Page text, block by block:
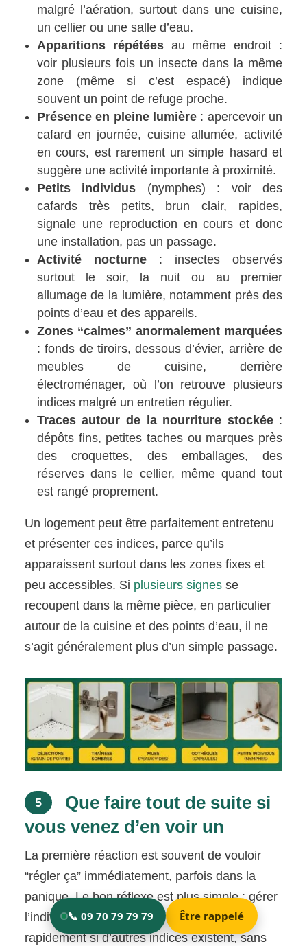
malgré l’aération, surtout dans une cuisine,
un cellier ou une salle d’eau.
Apparitions répétéesau même endroit :
voir plusieurs fois un insecte dans la même
zone (même si c’est espacé) indique
souvent un point de refuge proche.
Présence en pleine lumière : apercevoir un
cafard en journée, cuisine allumée, activité
en cours, est rarement un simple hasard et
suggère une activité importante à proximité.
Petits individus (nymphes) : voir des
cafards très petits, brun clair, rapides,
signale une reproduction en cours et donc
une installation, pas un passage.
Activité nocturne: insectes observés
surtout le soir, la nuit ou au premier
allumage de la lumière, notamment près des
points d’eau et des appareils.
Zones “calmes” anormalement marquées
: fonds de tiroirs, dessous d’évier, arrière de
meubles de cuisine, derrière
électroménager, où l’on retrouve plusieurs
indices malgré un entretien régulier.
Traces autour de la nourriture stockée:
dépôts fins, petites taches ou marques près
des croquettes, des emballages, des
réserves dans le cellier, même quand tout
est rangé proprement.
Un logement peut être parfaitement entretenu
et présenter ces indices, parce qu’ils
apparaissent surtout dans les zones fixes et
peu accessibles. Si plusieurs signesse
recoupent dans la même pièce, en particulier
autour de la cuisine et des points d’eau, il ne
s’agit généralement plus d’un simple passage.
5
Que faire tout de suite si
vous venez d’en voir un
La première réaction est souvent de vouloir
“régler ça” immédiatement, parfois dans la
panique. Le bon réflexe est plus simple : gérer
l’individu visible proprement, puis vérifier
rapidement si d’autres indices existent, sans